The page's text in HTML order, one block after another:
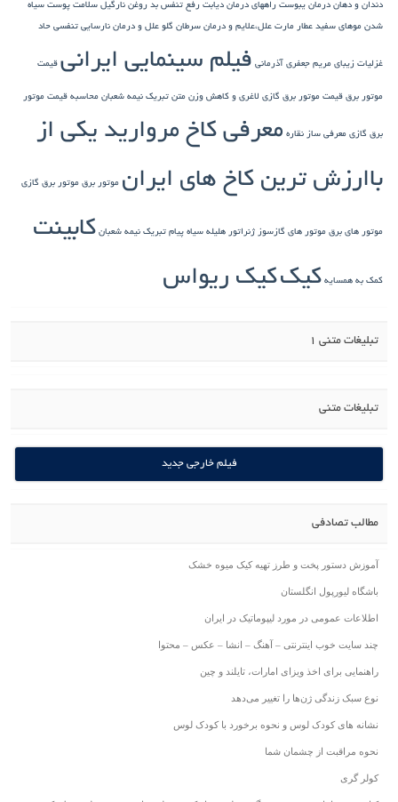
دندان و دهان درمان یبوست راههای درمان دیابت رفع تنفس بد روغن نارگیل سلامت پوست سیاه
شدن موهای سفید عطار مارت علل،علایم و درمان سرطان گلو علل و درمان نارسایی تنفسی حاد
غزلیات زیبای مریم جعفری آذرمانی فیلم سینمایی ایرانی قیمت
موتور برق قیمت موتور برق گازی لاغری و کاهش وزن متن تبریک نیمه شعبان محاسبه قیمت موتور
برق گازی معرفی ساز نقاره معرفی کاخ مروارید یکی از
باارزش ترین کاخ های ایران موتور برق موتور برق گازی
موتور های برق موتور های گازسوز ژنراتور هلیله سیاه پیام تبریک نیمه شعبان کابینت
کمک به همسایه کیککیک ریواس
تبلیغات متنی 1
تبلیغات متنی
فیلم خارجی جدید
مطالب تصادفی
آموزش دستور پخت و طرز تهیه کیک میوه خشک
باشگاه لیورپول انگلستان
اطلاعات عمومی در مورد لیپوماتیک در ایران
چند سایت خوب اینترنتی – آهنگ – انشا – عکس – محتوا
راهنمایی برای اخذ ویزای امارات، تایلند و چین
نوع سبک زندگی ژن‌ها را تغییر می‌دهد
نشانه های کودک لوس و نحوه برخورد با کودک لوس
نحوه مراقبت از چشمان شما
کولر گری